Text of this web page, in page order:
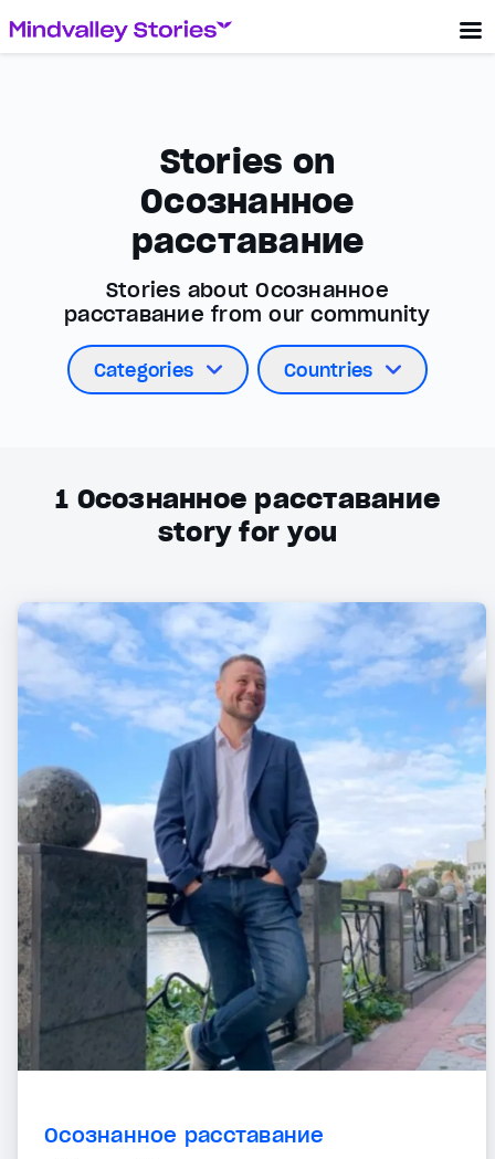
Stories on
Осознанное
расставание
Stories about Осознанное
расставание from our community
Categories Countries
1 Осознанное расставание
story for you
Осознанное расставание